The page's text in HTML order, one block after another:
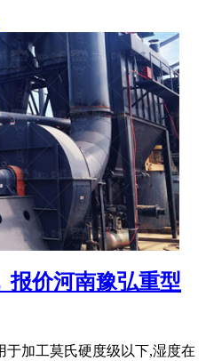
报价河南豫弘重型
于加工莫氏硬度级以下,湿度在